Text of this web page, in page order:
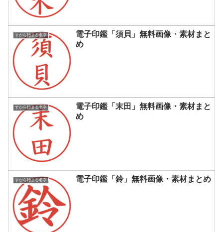
すから始まる名字
電子印鑑「須貝」無料画像・素材まと
め
すから始まる名字
電子印鑑「末田」無料画像・素材まと
め
すから始まる名字 電子印鑑「鈴」無料画像・素材まとめ